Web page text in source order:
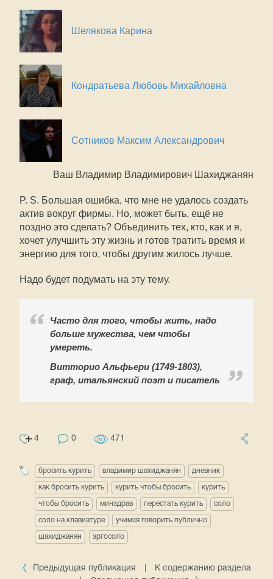
Шелякова Карина
Кондратьева Любовь Михайловна
Сотников Максим Александрович
Ваш Владимир Владимирович Шахиджанян
P. S. Большая ошибка, что мне не удалось создать
актив вокруг фирмы. Но, может быть, ещё не
поздно это сделать? Объединить тех, кто, как и я,
хочет улучшить эту жизнь и готов тратить время и
энергию для того, чтобы другим жилось лучше.
Надо будет подумать на эту тему.
Часто для того, чтобы жить, надо
больше мужества, чем чтобы
умереть.
Витторио Альфьери (1749-1803),
граф, итальянский поэт и писатель
4 0 471
бросить курить владимир шахиджанян дневник
как бросить курить курить чтобы бросить курить
чтобы бросить минздрав перестать курить соло
соло на клавиатуре учимся говорить публично
шахиджанян эргосоло
Предыдущая публикация
К содержанию раздела